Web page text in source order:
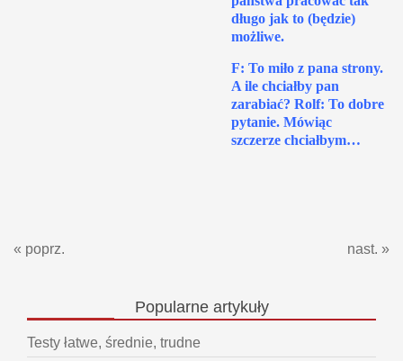
długo jak to (będzie)
możliwe.
F: To miło z pana strony.
A ile chciałby pan
zarabiać? Rolf: To dobre
pytanie. Mówiąc
szczerze chciałbym…
« poprz. nast. »
Popularneartykuły
Testy łatwe, średnie, trudne